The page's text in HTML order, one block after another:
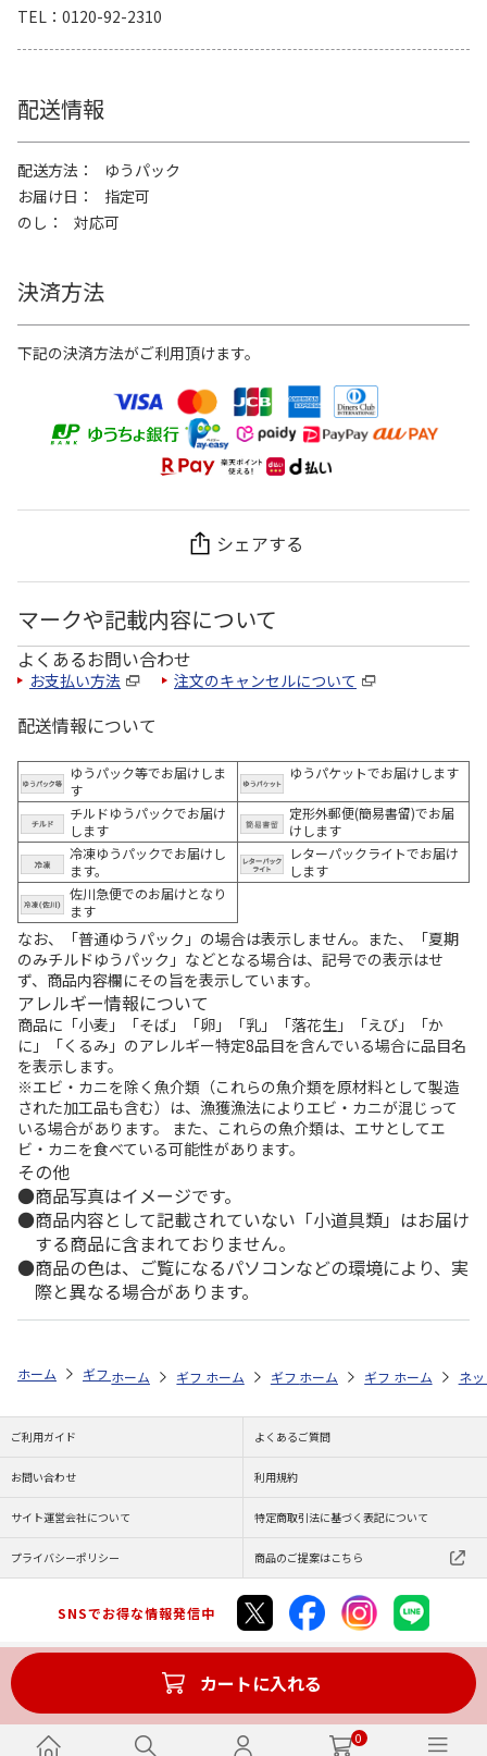
0
TEL
0120-92-2310
配送情報
配送方法
ゆうパック
お届け日
指定可
のし
対応可
決済方法
下記の決済方法がご利用頂けます。
シェアする
マークや記載内容について
よくあるお問い合わせ
お支払い方法 注文のキャンセルについて
配送情報について
ゆうパック等でお届けしま
す
ゆうパケットでお届けします
チルドゆうパックでお届け
します
定形外郵便(簡易書留)でお届
けします
冷凍ゆうパックでお届けし
ます。
レターパックライトでお届け
します
佐川急便でのお届けとなり
ます
なお、「普通ゆうパック」の場合は表示しません。また、「夏期
のみチルドゆうパック」などとなる場合は、記号での表示はせ
ず、商品内容欄にその旨を表示しています。
アレルギー情報について
商品に「小麦」「そば」「卵」「乳」「落花生」「えび」「か
に」「くるみ」のアレルギー特定8品目を含んでいる場合に品目名
を表示します。
※エビ・カニを除く魚介類（これらの魚介類を原材料として製造
された加工品も含む）は、漁獲漁法によりエビ・カニが混じって
いる場合があります。 また、これらの魚介類は、エサとしてエ
ビ・カニを食べている可能性があります。
その他
商品写真はイメージです。
商品内容として記載されていない「小道具類」はお届け
する商品に含まれておりません。
商品の色は、ご覧になるパソコンなどの環境により、実
際と異なる場合があります。
カートに入れる
ホーム ギフト通販 内祝い・お返し 結婚内祝い ＨＡＮＡ ＳＨ
ホーム ギフト通販 内祝い・お返し 結婚内祝い
ホーム ギフト通販 内祝い・お返し
ホーム ギフト通販 内
ホーム ネ
ご利用ガイド よくあるご質問
お問い合わせ 利用規約
サイト運営会社について 特定商取引法に基づく表記について
プライバシーポリシー 商品のご提案はこちら
SNSでお得な情報発信中
Copyright (C) JAPAN POST Co.,Ltd. All Rights Reserved.